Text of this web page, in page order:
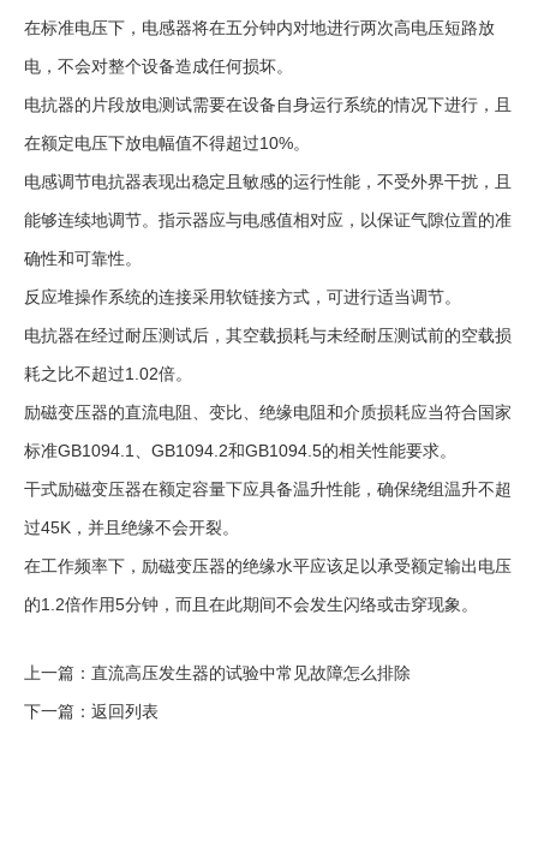
在标准电压下，电感器将在五分钟内对地进行两次高电压短路放
电，不会对整个设备造成任何损坏。
电抗器的片段放电测试需要在设备自身运行系统的情况下进行，且
在额定电压下放电幅值不得超过10%。
电感调节电抗器表现出稳定且敏感的运行性能，不受外界干扰，且
能够连续地调节。指示器应与电感值相对应，以保证气隙位置的准
确性和可靠性。
反应堆操作系统的连接采用软链接方式，可进行适当调节。
电抗器在经过耐压测试后，其空载损耗与未经耐压测试前的空载损
耗之比不超过1.02倍。
励磁变压器的直流电阻、变比、绝缘电阻和介质损耗应当符合国家
标准GB1094.1、GB1094.2和GB1094.5的相关性能要求。
干式励磁变压器在额定容量下应具备温升性能，确保绕组温升不超
过45K，并且绝缘不会开裂。
在工作频率下，励磁变压器的绝缘水平应该足以承受额定输出电压
的1.2倍作用5分钟，而且在此期间不会发生闪络或击穿现象。
上一篇： 直流高压发生器的试验中常见故障怎么排除
下一篇： 返回列表